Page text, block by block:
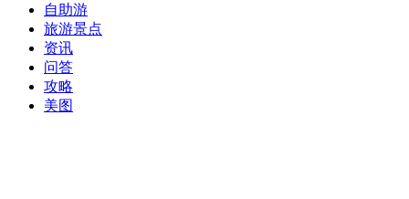
自助游
旅游景点
资讯
问答
攻略
美图